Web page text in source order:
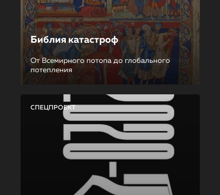
Библия катастроф
От Всемирного потопа до глобального
потепления
СПЕЦПРОЕКТ